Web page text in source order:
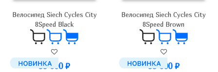
Велосипед Siech Cycles City
8Speed Black
99 000₽
Велосипед Siech Cycles City
8Speed Brown
99 000 ₽